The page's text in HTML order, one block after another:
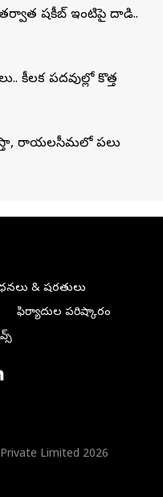
తర్వాత షకీబ్‌ ఇంటిపై దాడి..
కీలక పదవుల్లో కొత్త
రాయలసీమలో పలు
& షరతులు
ఫిర్యాదుల పరిష్కారం
Limited 2026